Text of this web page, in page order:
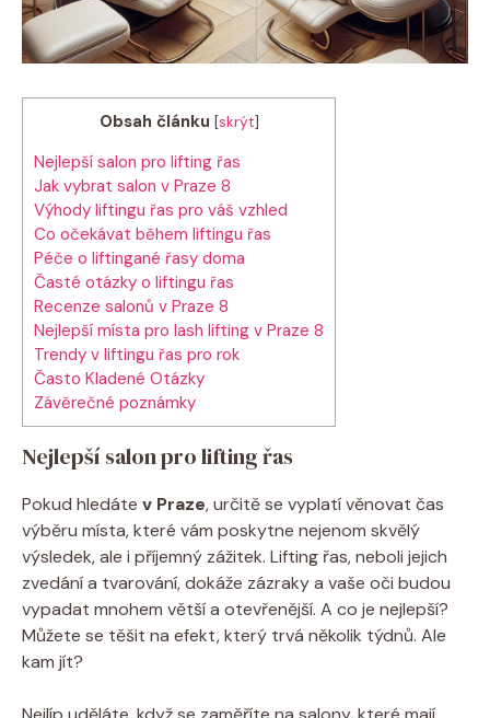
Obsah článku [skrýt]
Nejlepší salon pro lifting⁢ řas
Jak vybrat salon v Praze 8
Výhody ⁢liftingu řas pro váš vzhled
Co ‌očekávat během liftingu řas
Péče o liftingané řasy doma
Časté otázky o liftingu řas
Recenze⁣ salonů v Praze 8
Nejlepší ‍místa pro lash lifting v Praze 8
Trendy v liftingu řas pro rok
Často Kladené Otázky
Závěrečné ​poznámky
Nejlepší salon pro lifting⁢ řas
Pokud hledáte v Praze, určitě se vyplatí věnovat‍ čas
výběru místa, které ‌vám poskytne nejenom skvělý⁢
výsledek, ale i‌ příjemný zážitek. Lifting⁢ řas, neboli jejich⁢
zvedání​ a tvarování, dokáže zázraky a vaše oči budou
vypadat⁢ mnohem větší a otevřenější. A co je nejlepší?‌
Můžete se těšit na efekt, který trvá několik týdnů. Ale
kam jít?